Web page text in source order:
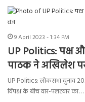
9 April 2023 - 1:34 PM
UP Politics: पक्ष
पाठक ने अखिलेश
UP Politics: लोकसभा चुनाव
विपक्ष के बीच वार-पलटवार का…